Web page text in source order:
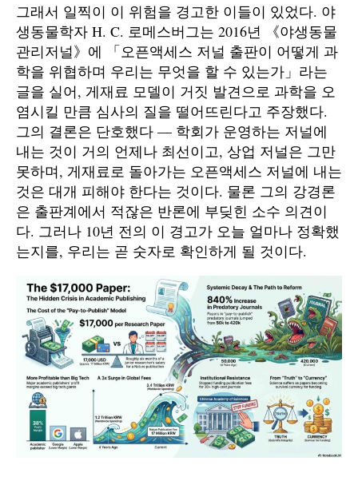
그래서 일찍이 이 위험을 경고한 이들이 있었다. 야
생동물학자 H. C. 로메스버그는 2016년 《야생동물
관리저널》에 「오픈액세스 저널 출판이 어떻게 과
학을 위협하며 우리는 무엇을 할 수 있는가」라는
글을 실어, 게재료 모델이 거짓 발견으로 과학을 오
염시킬 만큼 심사의 질을 떨어뜨린다고 주장했다.
그의 결론은 단호했다 — 학회가 운영하는 저널에
내는 것이 거의 언제나 최선이고, 상업 저널은 그만
못하며, 게재료로 돌아가는 오픈액세스 저널에 내는
것은 대개 피해야 한다는 것이다. 물론 그의 강경론
은 출판계에서 적잖은 반론에 부딪힌 소수 의견이
다. 그러나 10년 전의 이 경고가 오늘 얼마나 정확했
는지를, 우리는 곧 숫자로 확인하게 될 것이다.